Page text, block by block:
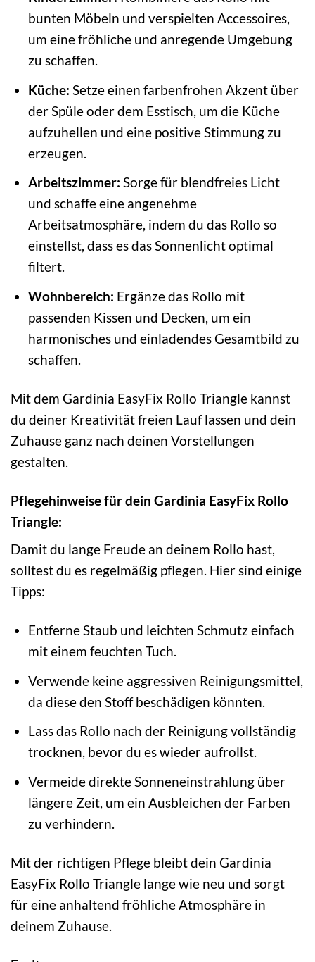
bunten Möbeln und verspielten Accessoires,
um eine fröhliche und anregende Umgebung
zu schaffen.
Küche: Setze einen farbenfrohen Akzent über
der Spüle oder dem Esstisch, um die Küche
aufzuhellen und eine positive Stimmung zu
erzeugen.
Arbeitszimmer: Sorge für blendfreies Licht
und schaffe eine angenehme
Arbeitsatmosphäre, indem du das Rollo so
einstellst, dass es das Sonnenlicht optimal
filtert.
Wohnbereich: Ergänze das Rollo mit
passenden Kissen und Decken, um ein
harmonisches und einladendes Gesamtbild zu
schaffen.
Mit dem Gardinia EasyFix Rollo Triangle kannst
du deiner Kreativität freien Lauf lassen und dein
Zuhause ganz nach deinen Vorstellungen
gestalten.
Pflegehinweise für dein Gardinia EasyFix Rollo
Triangle:
Damit du lange Freude an deinem Rollo hast,
solltest du es regelmäßig pflegen. Hier sind einige
Tipps:
Entferne Staub und leichten Schmutz einfach
mit einem feuchten Tuch.
Verwende keine aggressiven Reinigungsmittel,
da diese den Stoff beschädigen könnten.
Lass das Rollo nach der Reinigung vollständig
trocknen, bevor du es wieder aufrollst.
Vermeide direkte Sonneneinstrahlung über
längere Zeit, um ein Ausbleichen der Farben
zu verhindern.
Mit der richtigen Pflege bleibt dein Gardinia
EasyFix Rollo Triangle lange wie neu und sorgt
für eine anhaltend fröhliche Atmosphäre in
deinem Zuhause.